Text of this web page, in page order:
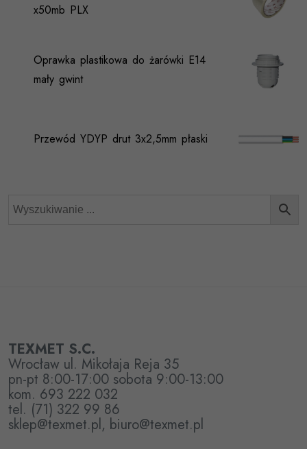
x50mb PLX
Oprawka plastikowa do żarówki E14
mały gwint
Przewód YDYP drut 3x2,5mm płaski
TEXMET S.C.
Wrocław ul. Mikołaja Reja 35
pn-pt 8:00-17:00 sobota 9:00-13:00
kom. 693 222 032
tel. (71) 322 99 86
sklep@texmet.pl, biuro@texmet.pl